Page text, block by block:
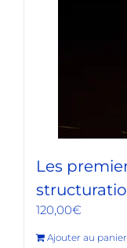
Les
120,00€
Ajouter au panier